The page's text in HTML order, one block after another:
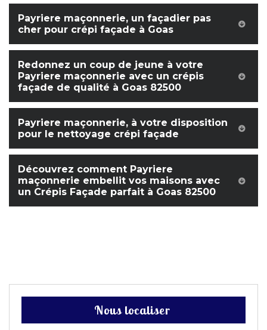
Payriere maçonnerie, un façadier pas
cher pour crépi façade à Goas
Redonnez un coup de jeune à votre
Payriere maçonnerie avec un crépis
façade de qualité à Goas 82500
Payriere maçonnerie, à votre disposition
pour le nettoyage crépi façade
Découvrez comment Payriere
maçonnerie embellit vos maisons avec
un Crépis Façade parfait à Goas 82500
Nous localiser